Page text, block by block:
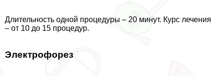
Длительность одной процедуры – 20 минут. Курс лечения
– от 10 до 15 процедур.
Электрофорез